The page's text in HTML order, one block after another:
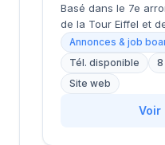
Basé dans le 7e
de la Tour Eiffel et
recrutement
prestigieuse au
rue de Bellechasse,
entreprises dans
approche
une excellente
Annonces & job
Tél. disponible
8
Site web
Voir